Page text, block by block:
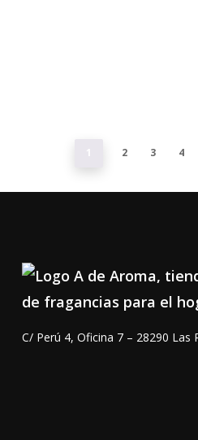
1 2 3 4
C/ Perú 4, Oficina 7 – 28290 Las